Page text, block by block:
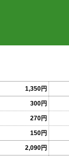
1,350円
300円
270円
150円
2,090円